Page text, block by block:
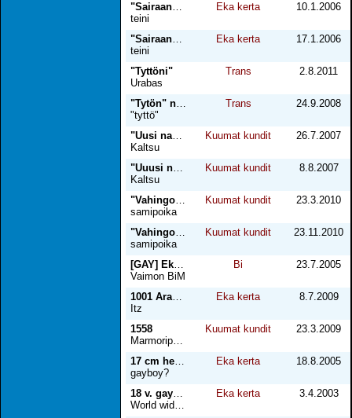
teini
Eka kerta 10.1.2006
teini
Eka kerta 17.1.2006
"Tyttöni"
Urabas
Trans 2.8.2011
"tyttö"
Trans 24.9.2008
Kaltsu
Kuumat kundit 26.7.2007
Kaltsu
Kuumat kundit 8.8.2007
samipoika
Kuumat kundit 23.3.2010
samipoika
Kuumat kundit 23.11.2010
Vaimon BiM
Bi 23.7.2005
Itz
Eka kerta 8.7.2009
1558
Marmoripoika
Kuumat kundit 23.3.2009
gayboy?
Eka kerta 18.8.2005
World wide open
Eka kerta 3.4.2003